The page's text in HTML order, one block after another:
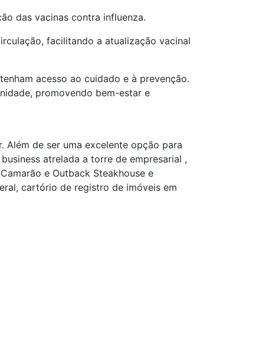
das vacinas contra influenza.
facilitando a atualização vacinal
acesso ao cuidado e à prevenção.
promovendo bem-estar e
Além de ser uma excelente opção para
atrelada a torre de empresarial ,
e Outback Steakhouse e
cartório de registro de imóveis em